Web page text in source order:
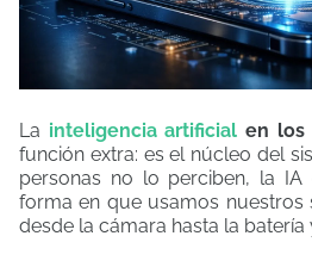
La inteligencia artificial en los
función extra: es el núcleo del
personas no lo perciben, la IA
forma en que usamos nuestros
desde la cámara hasta la batería